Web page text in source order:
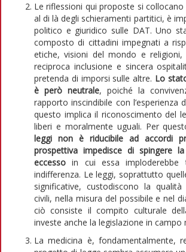
Le riflessioni qui proposte si
al di là degli schieramenti partitici, è
politico e giuridico sulle DAT. Uno
composto di cittadini impegnati a
etiche, visioni del mondo e
reciproca inclusione e sincera
pretenda di imporsi sulle altre. Lo
è però neutrale, poiché la
rapporto inscindibile con l’esperienza
questo implica il riconoscimento del
liberi e moralmente uguali. Per
leggi non è riducibile ad accordi
prospettiva impedisce di spingere
eccesso in cui essa imploderebbe
indifferenza. Le leggi, soprattutto
significative, custodiscono la
civili, nella misura del possibile e nel
ciò consiste il compito culturale
investe anche la legislazione in campo
La medicina è, fondamentalmente,